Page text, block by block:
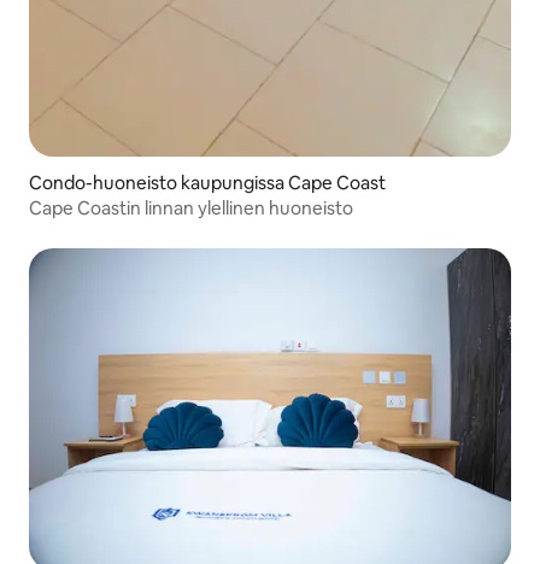
Condo-huoneisto kaupungissa Cape Coast
Cape Coastin linnan ylellinen huoneisto